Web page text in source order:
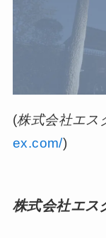
(株式会社エス
ex.com/)
株式会社エス